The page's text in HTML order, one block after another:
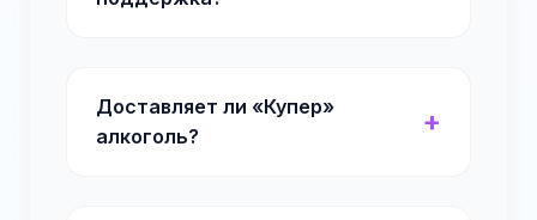
Доставляет ли «Купер»
алкоголь?